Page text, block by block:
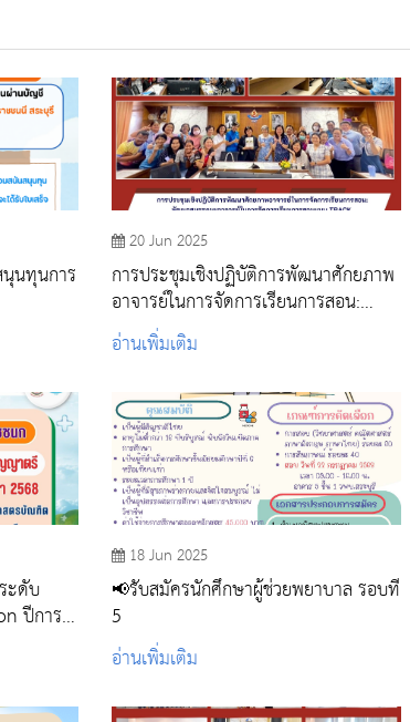
นทุนการ
20 Jun 2025
การประชุมเชิงปฏิบัติการพัฒนาศักยภาพ
อาจารย์ในการจัดการเรียนการสอน:
พัฒนาสมรรถนะอาจารย์ในการจัดการ
เรียนการสอนแบบ TPACK
อ่านเพิ่มเติม
ะดับ
ปีการ
18 Jun 2025
📢รับสมัครนักศึกษาผู้ช่วยพยาบาล รอบที่
5
อ่านเพิ่มเติม